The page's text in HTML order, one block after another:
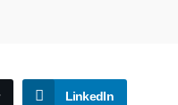
LinkedIn